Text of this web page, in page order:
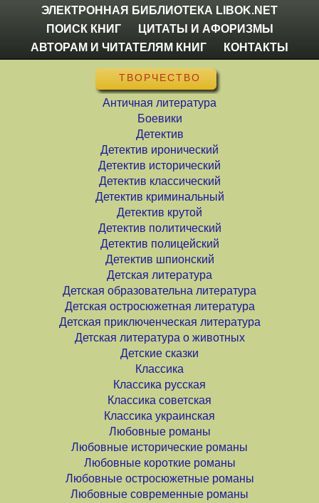
ЭЛЕКТРОННАЯ БИБЛИОТЕКА LIBOK.NET
ПОИСК КНИГ
ЦИТАТЫ И АФОРИЗМЫ
АВТОРАМ И ЧИТАТЕЛЯМ КНИГ
КОНТАКТЫ
ТВОРЧЕСТВО
Античная литература
Боевики
Детектив
Детектив иронический
Детектив исторический
Детектив классический
Детектив криминальный
Детектив крутой
Детектив политический
Детектив полицейский
Детектив шпионский
Детская литература
Детская образовательна литература
Детская остросюжетная литература
Детская приключенческая литература
Детская литература о животных
Детские сказки
Классика
Классика русская
Классика советская
Классика украинская
Любовные романы
Любовные исторические романы
Любовные короткие романы
Любовные остросюжетные романы
Любовные современные романы